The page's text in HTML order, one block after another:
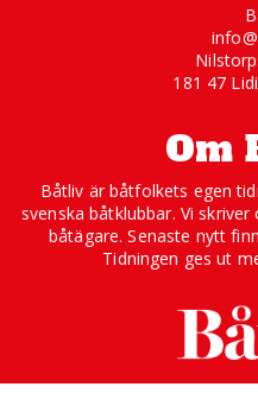
181 47
Om
Båtliv är båtfolkets egen
svenska båtklubbar. Vi
båtägare. Senaste nytt
Tidningen ges ut